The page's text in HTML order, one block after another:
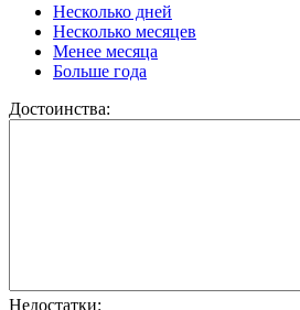
Несколько дней
Несколько месяцев
Менее месяца
Больше года
Достоинства:
Недостатки: